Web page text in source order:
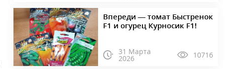
Впереди — томат Быстренок
F1 и огурец Курносик F1!
31 Марта
2026 10716